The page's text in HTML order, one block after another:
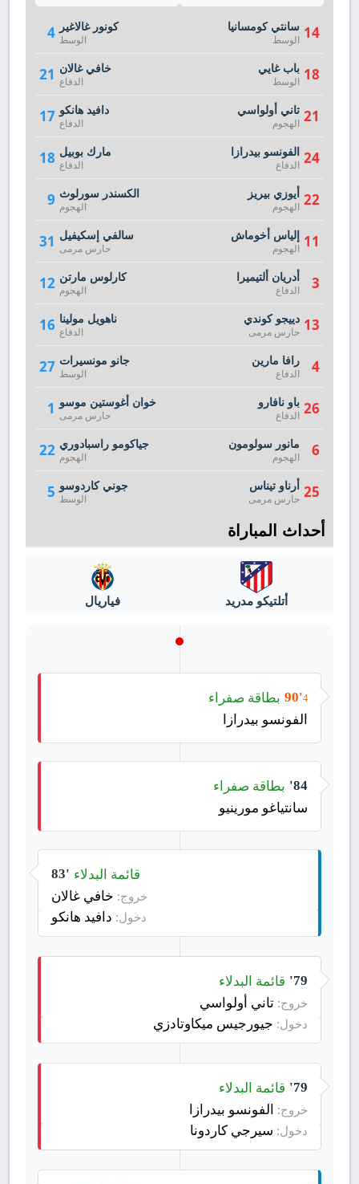
4 كونور غالاغير
الوسط
21 خافي غالان
الدفاع
17 دافيد هانكو
الدفاع
18 مارك بوبيل
الدفاع
9 الكسندر سورلوث
الهجوم
31 سالفي إسكيفيل
حارس مرمى
12 كارلوس مارتن
الهجوم
16 ناهويل مولينا
الدفاع
27 جانو مونسيرات
الوسط
1 خوان أغوستين موسو
حارس مرمى
22 جياكومو راسبادوري
الهجوم
5 جوني كاردوسو
الوسط
14 سانتي كومسانيا
الوسط
18 باب غايي
الوسط
21 تاني أولواسي
الهجوم
24 الفونسو بيدرازا
الدفاع
22 أيوزي بيريز
الهجوم
11 إلياس أخوماش
الهجوم
3 أدريان ألتيميرا
الدفاع
13 دييجو كوندي
حارس مرمى
4 رافا مارين
الدفاع
26 باو نافارو
الدفاع
6 مانور سولومون
الهجوم
25 أرناو تيناس
حارس مرمى
أحداث المباراة
أتلتيكو مدريد فياريال
90'4
بطاقة صفراء
الفونسو بيدرازا
84' بطاقة صفراء
سانتياغو مورينيو
83' قائمة البدلاء
خروج: خافي غالان
دخول: دافيد هانكو
79' قائمة البدلاء
خروج: تاني أولواسي
دخول: جيورجيس ميكاوتادزي
79' قائمة البدلاء
خروج: الفونسو بيدرازا
دخول: سيرجي كاردونا